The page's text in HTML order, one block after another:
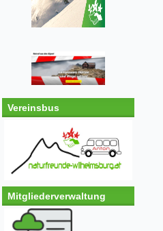
Vereinsbus
Mitgliederverwaltung